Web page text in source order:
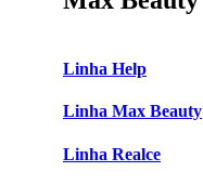
Linha Help
Linha Max Beauty
Linha Realce